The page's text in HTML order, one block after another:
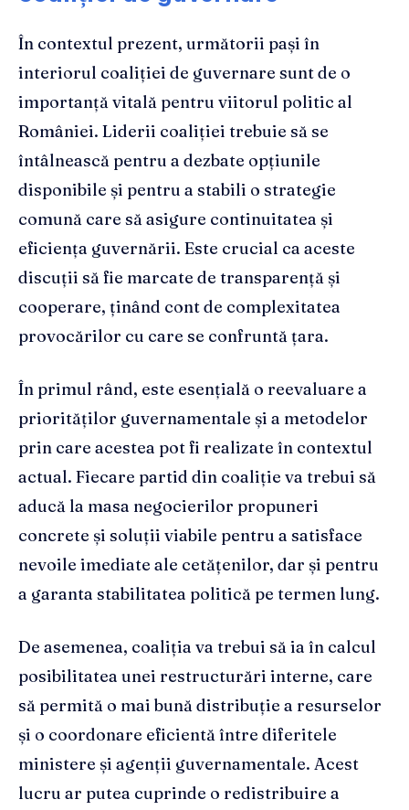
În contextul prezent, următorii pași în
interiorul coaliției de guvernare sunt de o
importanță vitală pentru viitorul politic al
României. Liderii coaliției trebuie să se
întâlnească pentru a dezbate opțiunile
disponibile și pentru a stabili o strategie
comună care să asigure continuitatea și
eficiența guvernării. Este crucial ca aceste
discuții să fie marcate de transparență și
cooperare, ținând cont de complexitatea
provocărilor cu care se confruntă țara.
În primul rând, este esențială o reevaluare a
priorităților guvernamentale și a metodelor
prin care acestea pot fi realizate în contextul
actual. Fiecare partid din coaliție va trebui să
aducă la masa negocierilor propuneri
concrete și soluții viabile pentru a satisface
nevoile imediate ale cetățenilor, dar și pentru
a garanta stabilitatea politică pe termen lung.
De asemenea, coaliția va trebui să ia în calcul
posibilitatea unei restructurări interne, care
să permită o mai bună distribuție a resurselor
și o coordonare eficientă între diferitele
ministere și agenții guvernamentale. Acest
lucru ar putea cuprinde o redistribuire a